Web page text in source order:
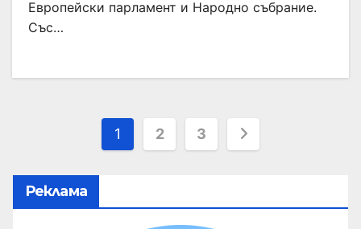
Европейски парламент и Народно събрание.
Със…
1 2 3
Реклама